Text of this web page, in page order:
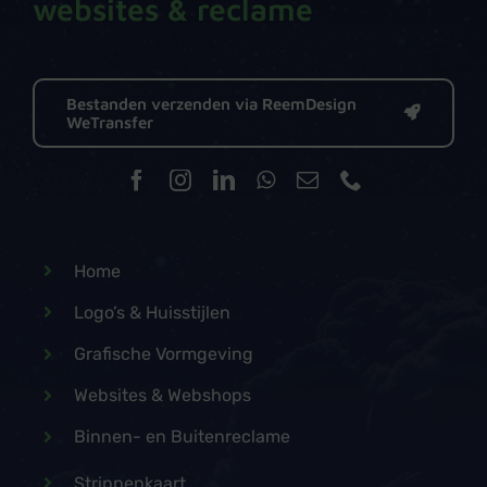
websites & reclame
Bestanden verzenden via ReemDesign
WeTransfer
Home
Logo’s & Huisstijlen
Grafische Vormgeving
Websites & Webshops
Binnen- en Buitenreclame